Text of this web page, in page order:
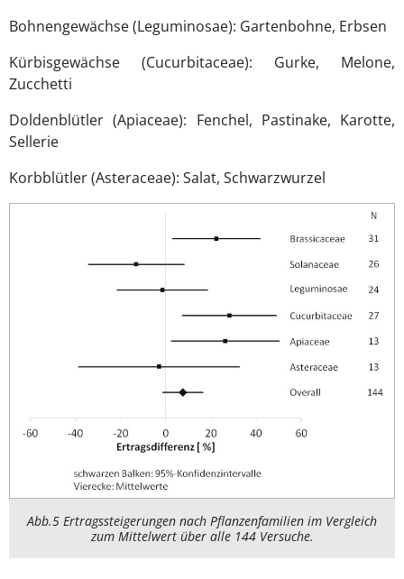
Bohnengewächse (Leguminosae): Gartenbohne, Erbsen
Kürbisgewächse (Cucurbitaceae): Gurke, Melone,
Zucchetti
Doldenblütler (Apiaceae): Fenchel, Pastinake, Karotte,
Sellerie
Korbblütler (Asteraceae): Salat, Schwarzwurzel
Abb.5 Ertragssteigerungen nach Pflanzenfamilien im Vergleich
zum Mittelwert über alle 144 Versuche.